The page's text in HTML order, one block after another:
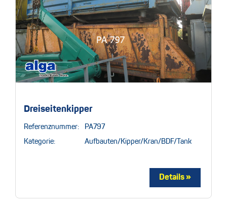
Dreiseitenkipper
Referenznummer: PA797
Kategorie: Aufbauten/Kipper/Kran/BDF/Tank